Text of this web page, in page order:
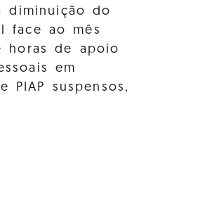
diminuição do
face ao mês
horas de apoio
em
PIAP suspensos,